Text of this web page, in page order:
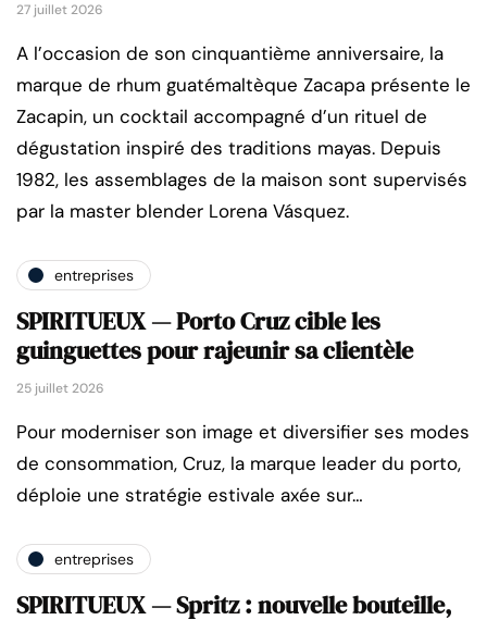
27 juillet 2026
A l’occasion de son cinquantième anniversaire, la
marque de rhum guatémaltèque Zacapa présente le
Zacapin, un cocktail accompagné d’un rituel de
dégustation inspiré des traditions mayas. Depuis
1982, les assemblages de la maison sont supervisés
par la master blender Lorena Vásquez.
entreprises
SPIRITUEUX — Porto Cruz cible les
guinguettes pour rajeunir sa clientèle
25 juillet 2026
Pour moderniser son image et diversifier ses modes
de consommation, Cruz, la marque leader du porto,
déploie une stratégie estivale axée sur…
entreprises
SPIRITUEUX — Spritz : nouvelle bouteille,